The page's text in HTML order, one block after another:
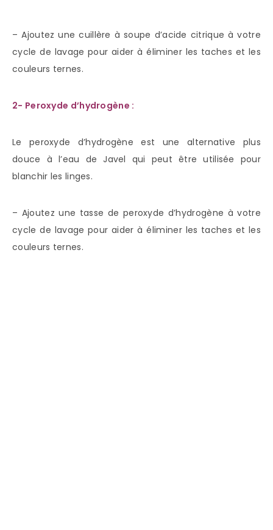
– Ajoutez une cuillère à soupe d’acide citrique à votre
cycle de lavage pour aider à éliminer les taches et les
couleurs ternes.
2- Peroxyde d’hydrogène :
Le peroxyde d’hydrogène est une alternative plus
douce à l’eau de Javel qui peut être utilisée pour
blanchir les linges.
– Ajoutez une tasse de peroxyde d’hydrogène à votre
cycle de lavage pour aider à éliminer les taches et les
couleurs ternes.